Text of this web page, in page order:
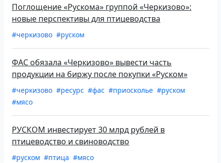
Поглощение «Рускома» группой «Черкизово»:
новые перспективы для птицеводства
#черкизово #руском
ФАС обязала «Черкизово» вывести часть
продукции на биржу после покупки «Руском»
#черкизово #ресурс #фас #приосколье #руском
#мясо
РУСКОМ инвестирует 30 млрд рублей в
птицеводство и свиноводство
#руском #птица #мясо